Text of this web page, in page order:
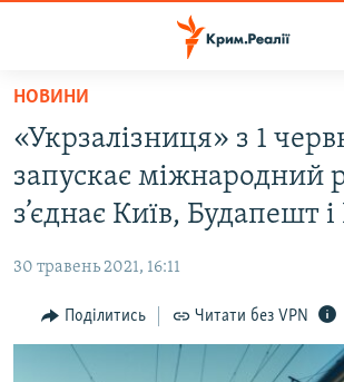
Перейти
основного
матеріалу
Перейти
до
основної
навігації
Перейти
до
ВОДА.КРИМ
ВІДЕО ТА ФОТО
БЛОГИ
ПОГЛЯД
ІНТЕРВ'Ю
НОВИНИ
«Укрзалізниця» з 1
запускає міжнародний
з’єднає Київ, Будапешт
30 травень 2021, 16:11
Поділитись Читати без VPN